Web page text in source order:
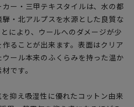
ー・三甲テキスタイルは、水の都
・北アルプスを水源とした良質な
により、ウールへのダメージが少
ることが出来ます。表面はクリア
ール本来のふくらみを持った温か
です。
抑え吸湿性に優れたコットン由来